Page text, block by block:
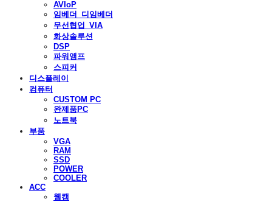
AVIoP
임베더_디임베더
무선협업_VIA
화상솔루션
DSP
파워앰프
스피커
디스플레이
컴퓨터
CUSTOM PC
완제품PC
노트북
부품
VGA
RAM
SSD
POWER
COOLER
ACC
웹캠